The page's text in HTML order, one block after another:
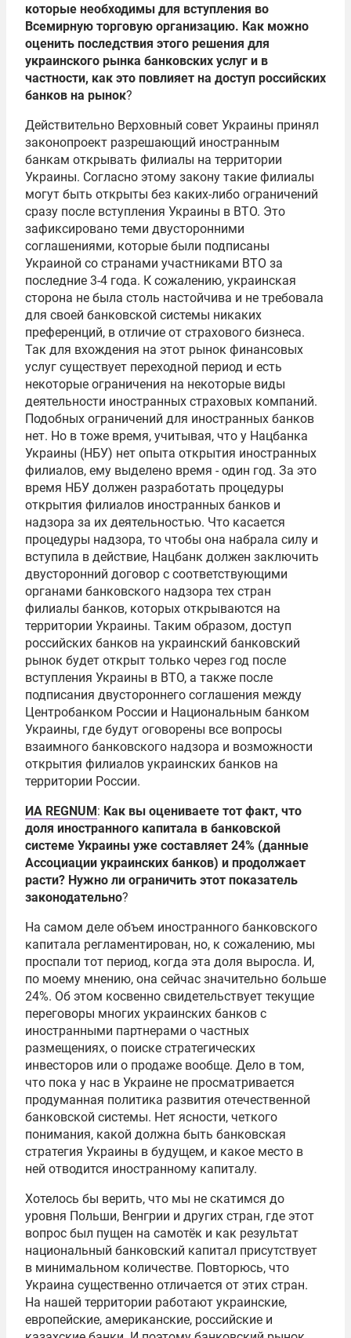
которые необходимы для вступления во
Всемирную торговую организацию. Как можно
оценить последствия этого решения для
украинского рынка банковских услуг и в
частности, как это повлияет на доступ российских
банков на рынок?
Действительно Верховный совет Украины принял
законопроект разрешающий иностранным
банкам открывать филиалы на территории
Украины. Согласно этому закону такие филиалы
могут быть открыты без каких-либо ограничений
сразу после вступления Украины в ВТО. Это
зафиксировано теми двусторонними
соглашениями, которые были подписаны
Украиной со странами участниками ВТО за
последние 3-4 года. К сожалению, украинская
сторона не была столь настойчива и не требовала
для своей банковской системы никаких
преференций, в отличие от страхового бизнеса.
Так для вхождения на этот рынок финансовых
услуг существует переходной период и есть
некоторые ограничения на некоторые виды
деятельности иностранных страховых компаний.
Подобных ограничений для иностранных банков
нет. Но в тоже время, учитывая, что у Нацбанка
Украины (НБУ) нет опыта открытия иностранных
филиалов, ему выделено время - один год. За это
время НБУ должен разработать процедуры
открытия филиалов иностранных банков и
надзора за их деятельностью. Что касается
процедуры надзора, то чтобы она набрала силу и
вступила в действие, Нацбанк должен заключить
двусторонний договор с соответствующими
органами банковского надзора тех стран
филиалы банков, которых открываются на
территории Украины. Таким образом, доступ
российских банков на украинский банковский
рынок будет открыт только через год после
вступления Украины в ВТО, а также после
подписания двустороннего соглашения между
Центробанком России и Национальным банком
Украины, где будут оговорены все вопросы
взаимного банковского надзора и возможности
открытия филиалов украинских банков на
территории России.
ИА REGNUM: Как вы оцениваете тот факт, что
доля иностранного капитала в банковской
системе Украины уже составляет 24% (данные
Ассоциации украинских банков) и продолжает
расти? Нужно ли ограничить этот показатель
законодательно?
На самом деле объем иностранного банковского
капитала регламентирован, но, к сожалению, мы
проспали тот период, когда эта доля выросла. И,
по моему мнению, она сейчас значительно больше
24%. Об этом косвенно свидетельствует текущие
переговоры многих украинских банков с
иностранными партнерами о частных
размещениях, о поиске стратегических
инвесторов или о продаже вообще. Дело в том,
что пока у нас в Украине не просматривается
продуманная политика развития отечественной
банковской системы. Нет ясности, четкого
понимания, какой должна быть банковская
стратегия Украины в будущем, и какое место в
ней отводится иностранному капиталу.
Хотелось бы верить, что мы не скатимся до
уровня Польши, Венгрии и других стран, где этот
вопрос был пущен на самотёк и как результат
национальный банковский капитал присутствует
в минимальном количестве. Повторюсь, что
Украина существенно отличается от этих стран.
На нашей территории работают украинские,
европейские, американские, российские и